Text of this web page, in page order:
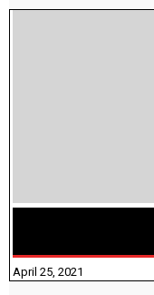
April 25, 2021